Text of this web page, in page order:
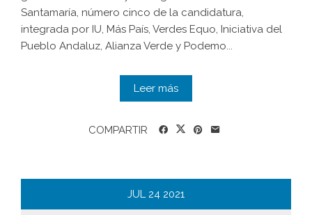
Santamaría, número cinco de la candidatura,
integrada por IU, Más País, Verdes Equo, Iniciativa del
Pueblo Andaluz, Alianza Verde y Podemo...
Leer más
COMPARTIR
JUL 24 2021